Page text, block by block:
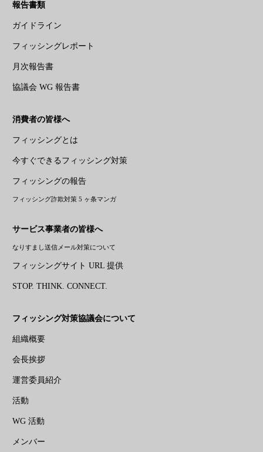
報告書類
ガイドライン
フィッシングレポート
月次報告書
協議会 WG 報告書
消費者の皆様へ
フィッシングとは
今すぐできるフィッシング対策
フィッシングの報告
フィッシング詐欺対策 5 ヶ条マンガ
サービス事業者の皆様へ
なりすまし送信メール対策について
フィッシングサイト URL 提供
STOP. THINK. CONNECT.
フィッシング対策協議会について
組織概要
会長挨拶
運営委員紹介
活動
WG 活動
メンバー